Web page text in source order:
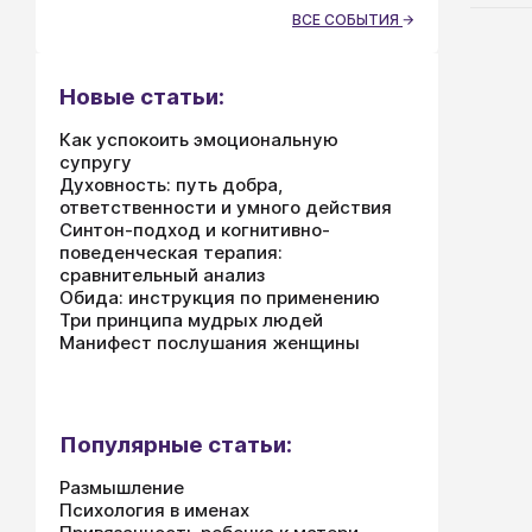
ВСЕ СОБЫТИЯ
Новые статьи:
Как успокоить эмоциональную
супругу
Духовность: путь добра,
ответственности и умного действия
Синтон-подход и когнитивно-
поведенческая терапия:
сравнительный анализ
Обида: инструкция по применению
Три принципа мудрых людей
Манифест послушания женщины
Популярные статьи:
Размышление
Психология в именах